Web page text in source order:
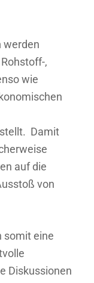
werden
,
wie
Damit
auf die
von
somit eine
Diskussionen